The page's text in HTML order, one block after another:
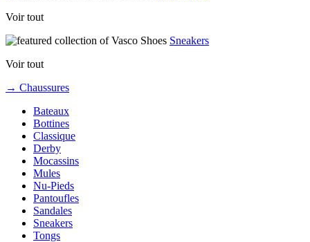
Voir tout
Sneakers
Voir tout
→ Chaussures
Bateaux
Bottines
Classique
Derby
Mocassins
Mules
Nu-Pieds
Pantoufles
Sandales
Sneakers
Tongs